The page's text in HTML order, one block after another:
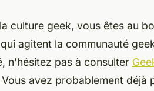
culture geek, vous êtes au
agitent la communauté
n'hésitez pas à consulter
avez probablement déjà